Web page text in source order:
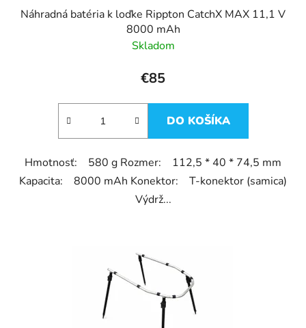
Náhradná batéria k loďke Rippton CatchX MAX 11,1 V
8000 mAh
Skladom
€85
DO KOŠÍKA
Hmotnosť: 580 g Rozmer: 112,5 * 40 * 74,5 mm
Kapacita: 8000 mAh Konektor: T-konektor (samica)
Výdrž...